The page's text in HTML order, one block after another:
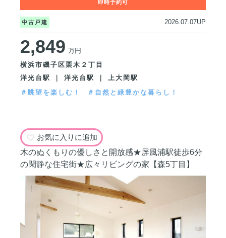
中古戸建 2026.07.07UP
2,849 万円
横浜市磯子区栗木２丁目
洋光台駅 ｜ 洋光台駅 ｜ 上大岡駅
＃眺望を楽しむ！
＃自然と緑豊かな暮らし！
お気に入りに追加
木のぬくもりの優しさと開放感★屏風浦駅徒歩6分
の閑静な住宅街★広々リビングの家【森5丁目】